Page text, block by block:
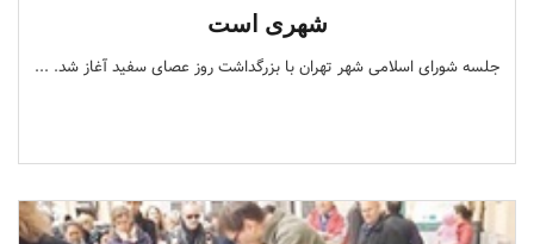
شهری است
جلسه شورای اسلامی شهر تهران با بزرگداشت روز عصای سفید آغاز شد. ...